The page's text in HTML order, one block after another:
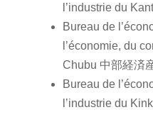
l’industrie du
Bureau de
l’économie, du
Chubu 中部経済
Bureau de
l’industrie du